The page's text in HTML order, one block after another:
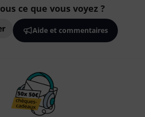
ce que vous voyez ?
Aide et commentaires